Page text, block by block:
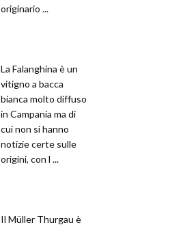
originario ...
La Falanghina è un
vitigno a bacca
bianca molto diffuso
in Campania ma di
cui non si hanno
notizie certe sulle
origini, con l ...
Il Müller Thurgau è